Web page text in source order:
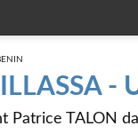
-
Patrice TALON